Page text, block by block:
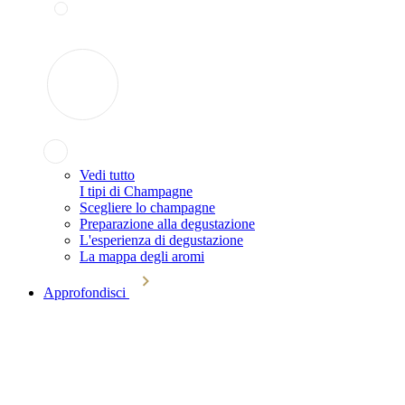
Vedi tutto
I tipi di Champagne
Scegliere lo champagne
Preparazione alla degustazione
L'esperienza di degustazione
La mappa degli aromi
Approfondisci